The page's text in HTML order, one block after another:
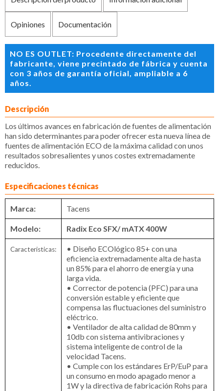
Opiniones Documentación
NO ES OUTLET: Procedente directamente del
fabricante, viene precintado de fábrica y cuenta
con 3 años de garantía oficial, ampliable a 6
años.
Descripción
Los últimos avances en fabricación de fuentes de alimentación
han sido determinantes para poder ofrecer esta nueva línea de
fuentes de alimentación ECO de la máxima calidad con unos
resultados sobresalientes y unos costes extremadamente
reducidos.
Especificaciones técnicas
Marca: Tacens
Modelo: Radix Eco SFX/ mATX 400W
Caracteristicas:
• Diseño ECOlógico 85+ con una
eficiencia extremadamente alta de hasta
un 85% para el ahorro de energía y una
larga vida.
• Corrector de potencia (PFC) para una
conversión estable y eficiente que
compensa las fluctuaciones del suministro
eléctrico.
• Ventilador de alta calidad de 80mm y
10db con sistema antivibraciones y
sistema inteligente de control de la
velocidad Tacens.
• Cumple con los estándares ErP/EuP para
un consumo en modo apagado menor a
1W y la directiva de fabricación Rohs para